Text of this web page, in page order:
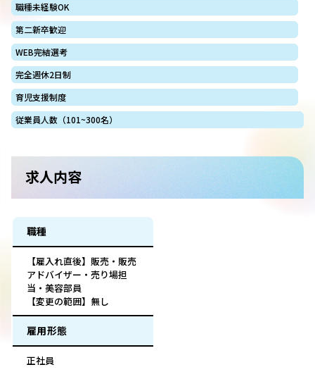
職種未経験OK
第二新卒歓迎
WEB完結選考
完全週休2日制
育児支援制度
従業員人数（101~300名）
求人内容
職種
【雇入れ直後】販売・販売
アドバイザー・売り場担
当・美容部員
【変更の範囲】無し
雇用形態
正社員